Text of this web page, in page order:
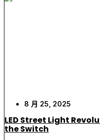
8 月 25, 2025
LED Street Light
the Switch